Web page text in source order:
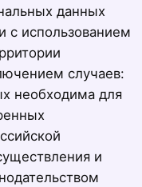
данных
с использованием
случаев:
необходима для
и